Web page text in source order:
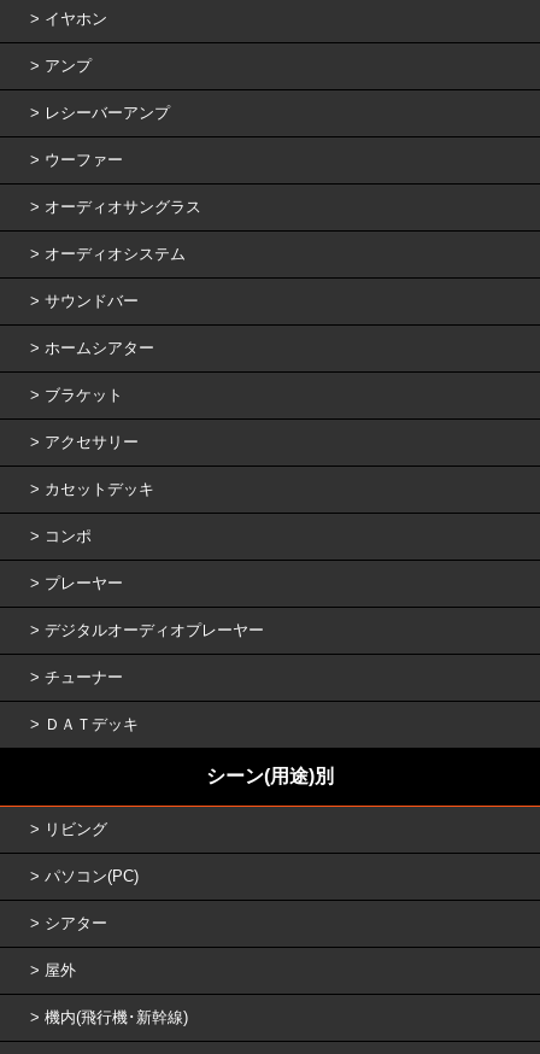
イヤホン
アンプ
レシーバーアンプ
ウーファー
オーディオサングラス
オーディオシステム
サウンドバー
ホームシアター
ブラケット
アクセサリー
カセットデッキ
コンポ
プレーヤー
デジタルオーディオプレーヤー
チューナー
ＤＡＴデッキ
シーン(用途)別
リビング
パソコン(PC)
シアター
屋外
機内(飛行機･新幹線)